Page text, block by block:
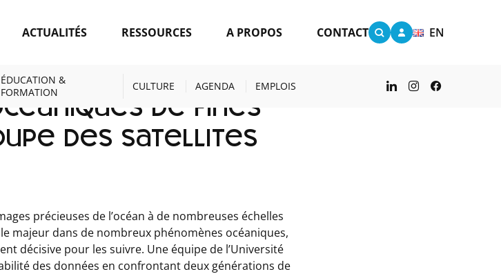
ACTUALITÉS RESSOURCES A PROPOS CONTACT EN
ÉDUCATION &
FORMATION
CULTURE AGENDA EMPLOIS
de fines
des satellites
précieuses de l’océan à de nombreuses échelles
majeur dans de nombreux phénomènes océaniques,
décisive pour les suivre. Une équipe de l’Université
des données en confrontant deux générations de